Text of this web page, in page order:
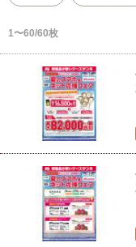
1〜60/60枚